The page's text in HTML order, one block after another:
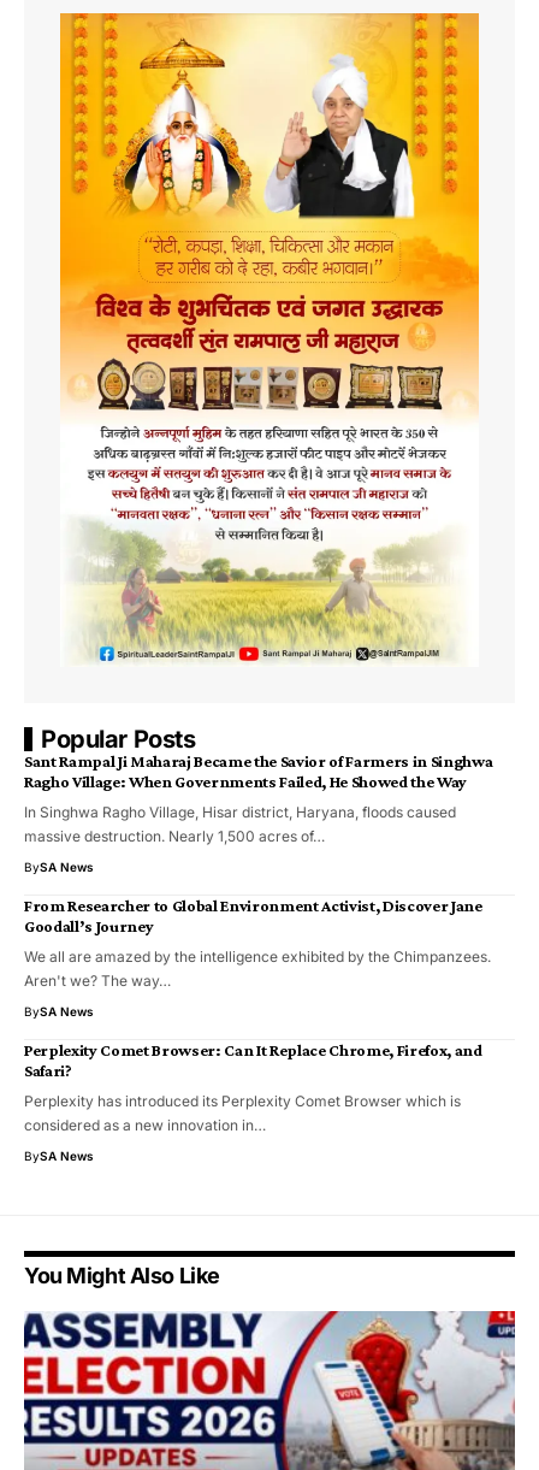
Popular Posts
Sant Rampal Ji Maharaj Became the Savior of Farmers in Singhwa
Ragho Village: When Governments Failed, He Showed the Way
In Singhwa Ragho Village, Hisar district, Haryana, floods caused
massive destruction. Nearly 1,500 acres of…
BySA News
From Researcher to Global Environment Activist, Discover Jane
Goodall’s Journey
We all are amazed by the intelligence exhibited by the Chimpanzees.
Aren't we? The way…
BySA News
Perplexity Comet Browser: Can It Replace Chrome, Firefox, and
Safari?
Perplexity has introduced its Perplexity Comet Browser which is
considered as a new innovation in…
BySA News
You Might Also Like